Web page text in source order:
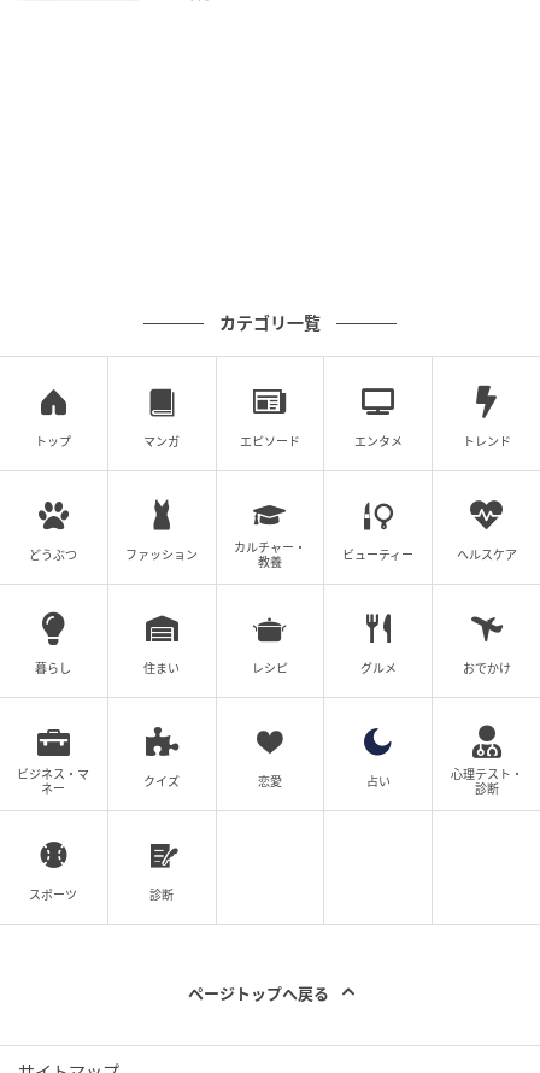
カテゴリ一覧
トップ マンガ エピソード エンタメ トレンド
どうぶつ ファッション
カルチャー・
教養
ビューティー ヘルスケア
暮らし 住まい レシピ グルメ おでかけ
ビジネス・マ
ネー
クイズ 恋愛 占い
心理テスト・
診断
スポーツ 診断
ページトップへ戻る